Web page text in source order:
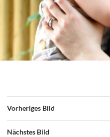
Vorheriges Bild
Nächstes Bild